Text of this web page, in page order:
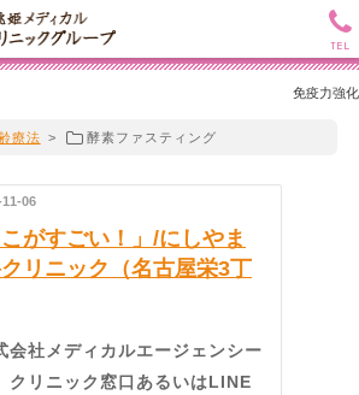
免疫力強化
療法 > 酵素ファスティング
06
がすごい！」/にしやま
リニック（名古屋栄3丁
社メディカルエージェンシー
クリニック窓口あるいはLINE
TEL